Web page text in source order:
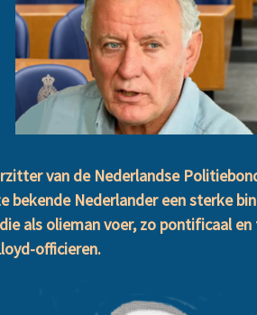
van de Nederlandse
Nederlander een sterke
als olieman voer, zo pontificaal
officieren.